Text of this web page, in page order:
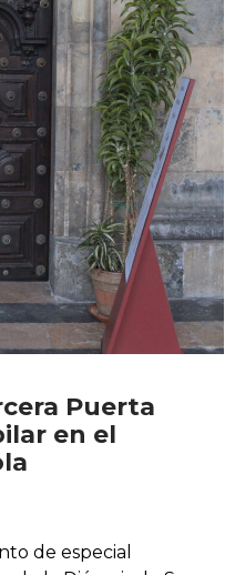
Puerta
en el
de especial